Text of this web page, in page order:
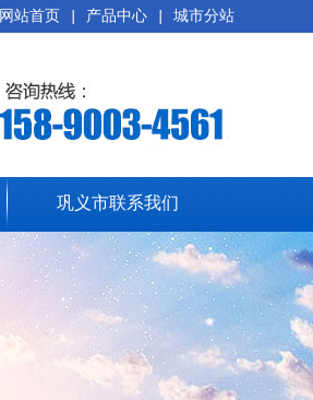
网站首页 产品中心 城市分站
巩义市联系我们